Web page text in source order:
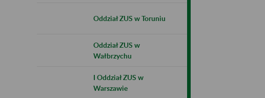
Oddział ZUS w Toruniu
Oddział ZUS w
Wałbrzychu
I Oddział ZUS w
Warszawie